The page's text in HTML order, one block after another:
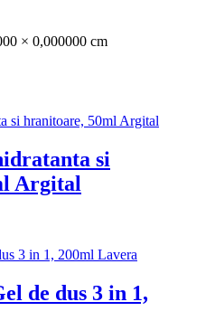
× 0,000000 cm
si
Argital
de dus 3 in 1,